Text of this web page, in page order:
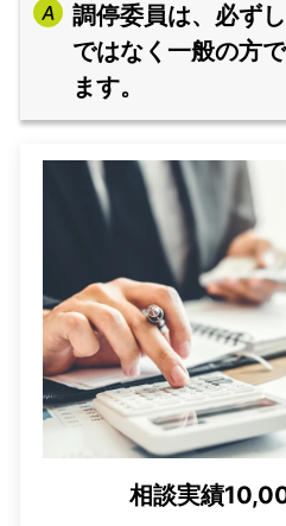
調停委員は、必ず
ではなく一般の方
ます。
相談実績